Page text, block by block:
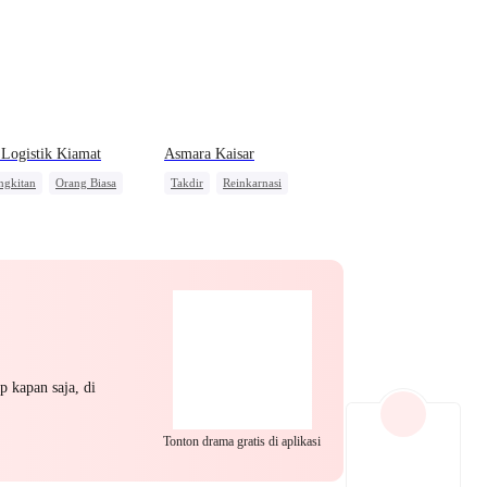
Kiamat
Orang Biasa
Asmara Kaisar
Takdir
Reinkarnasi
kapan saja, di
Tonton drama gratis di aplikasi